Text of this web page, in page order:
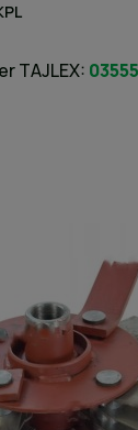
TAJLEX: 03555